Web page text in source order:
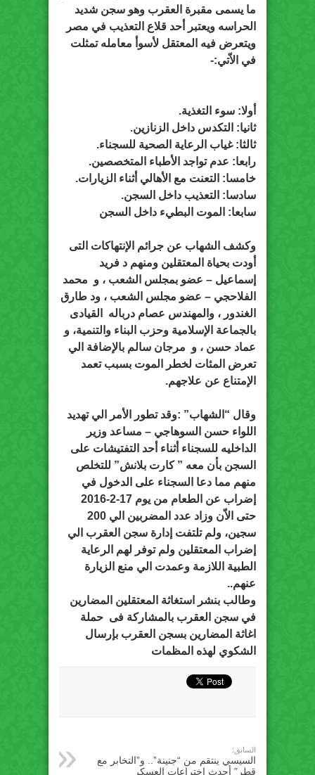
ما يسمى مقبرة العقرب وهو سجن شديد
الحراسه ويعتبر أحد قلاع التعذيب في مصر
ويتعرض فيه المعتقل لأسوأ معامله تمثلت
في الاّتي:-
أولا: سوء التغذية.
ثانيا: التكدس داخل الزنازين.
ثالثا: غياب الرعاية الصحية للسجناء.
رابعا: عدم تواجد الأطباء المتخصصين.
خامسا: التعنت مع الأهالي أثناء الزيارات.
سادسا: التعذيب داخل السجن.
سابعا: الموت البطيء داخل السجن
وكشف الشهاب عن جرائم الإنتهاكات التى
أودت بحياة المعتقلين ومنهم د فريد
إسماعيل – عضو بمجلس الشعب ، و محمد
الفلاحجي – عضو مجلس الشعب ، ود طارق
الغندور ، والمهندس عصام درباله القيادى
بالجماعة الإسلامية وحزب البناء والتنمية، و
عماد حسن ، و مرجان سالم بالإضافة الي
تعرض المئات لخطر الموت بسبب تعمد
الإمتناع عن علاجهم.
وقال “الشهاب” :وقد تطور الأمر الي تهديد
اللواء حسن السوهاجي – مساعد وزير
الداخليه للسجناء أثناء أحد التفتيشات على
السجن بأن معه ” كارت بلانش” للتخلص
منهم مما دعا السجناء على الدخول في
إضراب عن الطعام من يوم 17-2-2016
حتى الاّن وزاد عدد المضربين الي 200
سجين، ولم تلتفت إدارة سجن العقرب الي
إضراب المعتقلين ولم توفر لهم الرعاية
الطبية اللازمة وعمدت الي منع الزيارة
عنهم..
وطالب بنشر استغاثة المعتقلين المضارين
في سجن العقرب بالمشاركة فى حملة
اغاثة المضارين بسجن العقرب بإرسال
الشكوي لهذه المظمات
السابق:
السيسي ينتقم من “جنينة”.. و”التخابر مع
قطر” أحدث اختراعات العسكر